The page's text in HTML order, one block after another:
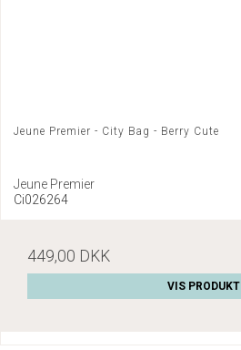
Jeune Premier - City Bag - Berry Cute
Jeune Premier
Ci026264
449,00 DKK
VIS PRODUKT